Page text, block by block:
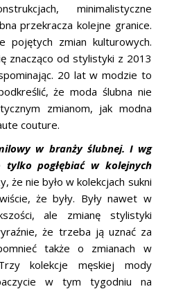
minimalistyczne
przekracza kolejne granice.
pojętych zmian kulturowych.
znacząco od stylistyki z 2013
20 lat w modzie to
że moda ślubna nie
zmianom, jak modna
couture.
w branży ślubnej. I wg
pogłębiać w kolejnych
że nie było w kolekcjach sukni
że były. Były nawet w
ale zmianę stylistyki
że trzeba ją uznać za
także o zmianach w
kolekcje męskiej mody
w tym tygodniu na